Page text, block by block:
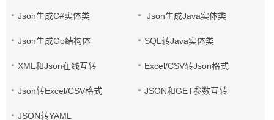
Json生成C#实体类 Json生成Java实体类
Json生成Go结构体 SQL转Java实体类
XML和Json在线互转 Excel/CSV转Json格式
Json转Excel/CSV格式 JSON和GET参数互转
JSON转YAML